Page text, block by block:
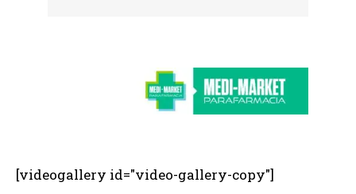
[videogallery id="video-gallery-copy"]